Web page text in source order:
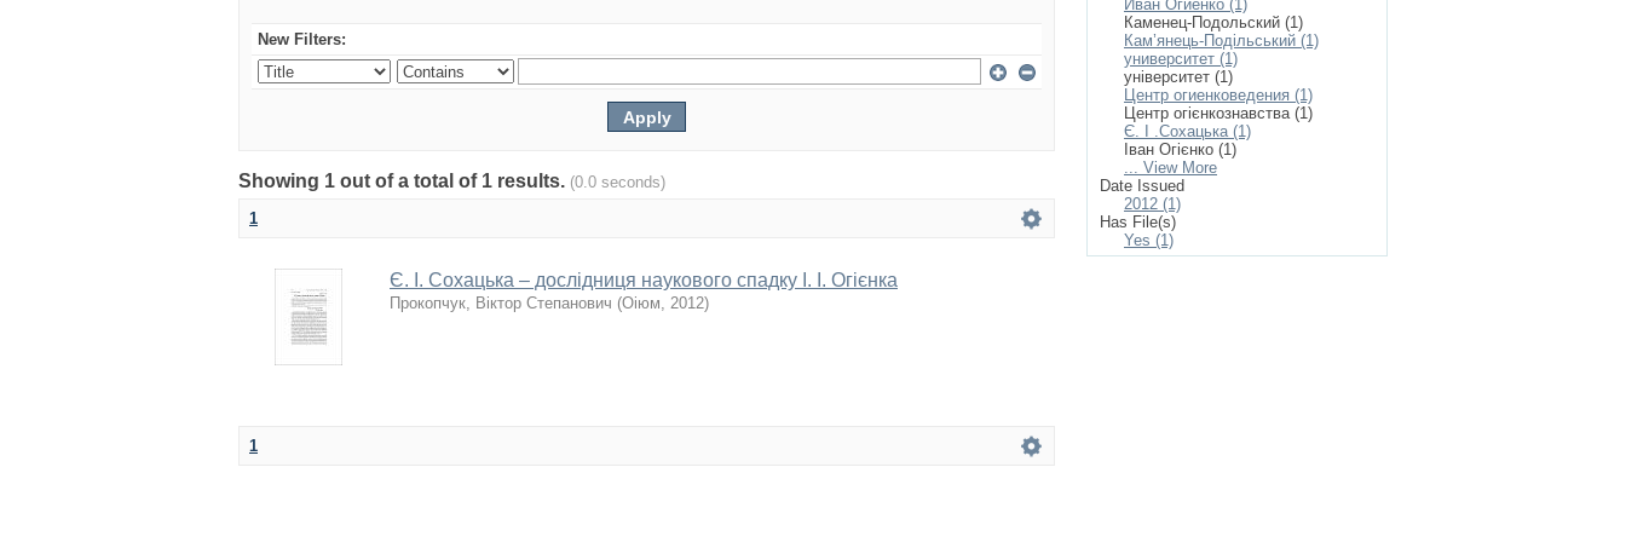
New Filters:
Showing 1 out of a total of 1 results. (0.0 seconds)
1
Є. І. Сохацька – дослідниця наукового спадку І. І. Огієнка
Прокопчук, Віктор Степанович (Оіюм, 2012)
1
Иван Огиенко (1)
Каменец-Подольский (1)
Кам’янець-Подільський (1)
университет (1)
університет (1)
Центр огиенковедения (1)
Центр огієнкознавства (1)
Є. І .Сохацька (1)
Іван Огієнко (1)
... View More
Date Issued
2012 (1)
Has File(s)
Yes (1)